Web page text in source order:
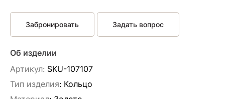
Забронировать Задать вопрос
Об изделии
Артикул: SKU-107107
Тип изделия: Кольцо